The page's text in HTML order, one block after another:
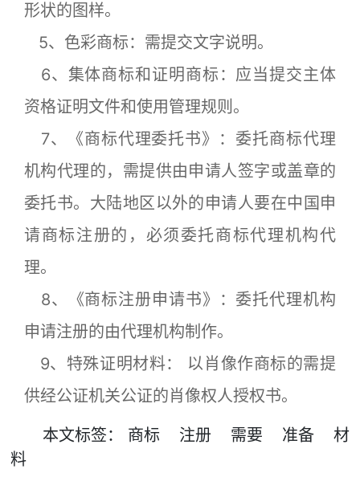
形状的图样。
5、色彩商标：需提交文字说明。
6、集体商标和证明商标：应当提交主体
资格证明文件和使用管理规则。
7、《商标代理委托书》：委托商标代理
机构代理的，需提供由申请人签字或盖章的
委托书。大陆地区以外的申请人要在中国申
请商标注册的，必须委托商标代理机构代
理。
8、《商标注册申请书》：委托代理机构
申请注册的由代理机构制作。
9、特殊证明材料： 以肖像作商标的需提
供经公证机关公证的肖像权人授权书。
本文标签： 商标 注册 需要 准备
材
料